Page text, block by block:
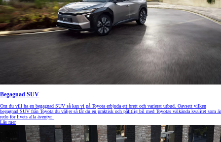
Begagnad SUV
Om du vill ha en begagnad SUV så kan vi på Toyota erbjuda ett brett och varierat utbud. Oavsett vilken
begagnad SUV från Toyota du väljer så får du en praktisk och pålitlig bil med Toyotas välkända kvalitet som är
redo för livets alla äventyr.
Läs mer